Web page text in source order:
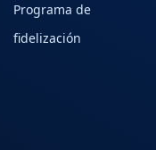
Programa de
fidelización